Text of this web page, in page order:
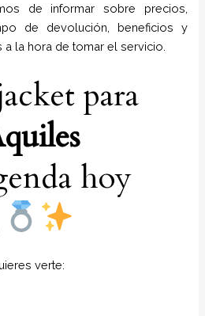
de informar sobre precios,
de devolución, beneficios y
la hora de tomar el servicio.
para
hoy
verte: